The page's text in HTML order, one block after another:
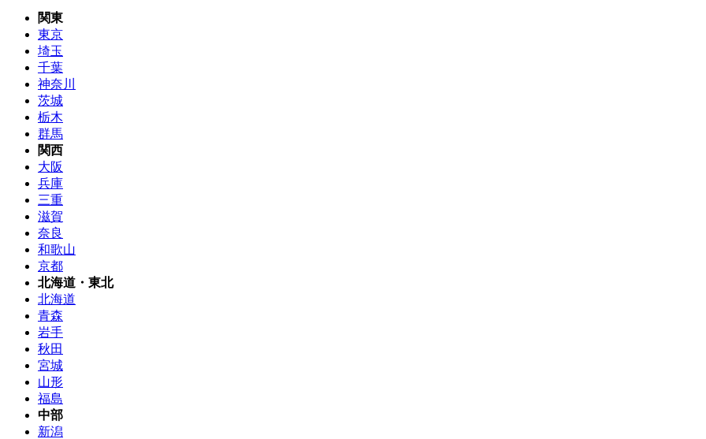
関東
東京
埼玉
千葉
神奈川
茨城
栃木
群馬
関西
大阪
兵庫
三重
滋賀
奈良
和歌山
京都
北海道・東北
北海道
青森
岩手
秋田
宮城
山形
福島
中部
新潟